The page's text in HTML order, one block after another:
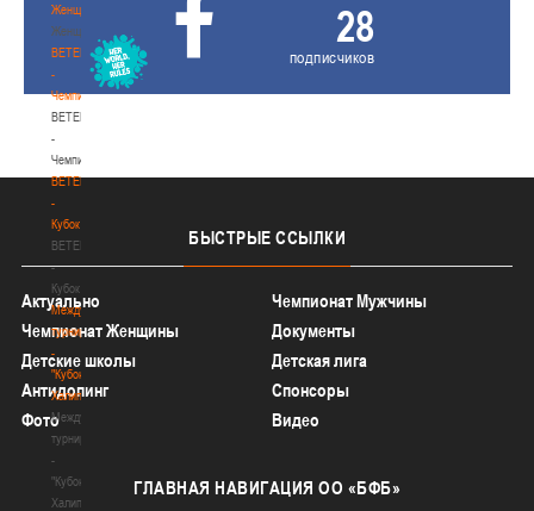
Женщины
Женщины
BETERA
-
Чемпионат
BETERA
-
Чемпионат
BETERA
-
Кубок
BETERA
-
Кубок
Международный
турнир
-
"Кубок
Халипского"
Международный
турнир
-
"Кубок
Халипского"
28
подписчиков
БЫСТРЫЕ ССЫЛКИ
Актуально
Чемпионат Мужчины
Чемпионат Женщины
Документы
Детские школы
Детская лига
Антидопинг
Спонсоры
Фото
Видео
ГЛАВНАЯ НАВИГАЦИЯ ОО «БФБ»